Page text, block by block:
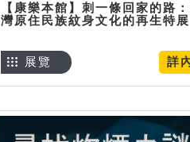
【康樂本館】刺一條回家的路
灣原住民族紋身文化的再生特展
詳
展覽